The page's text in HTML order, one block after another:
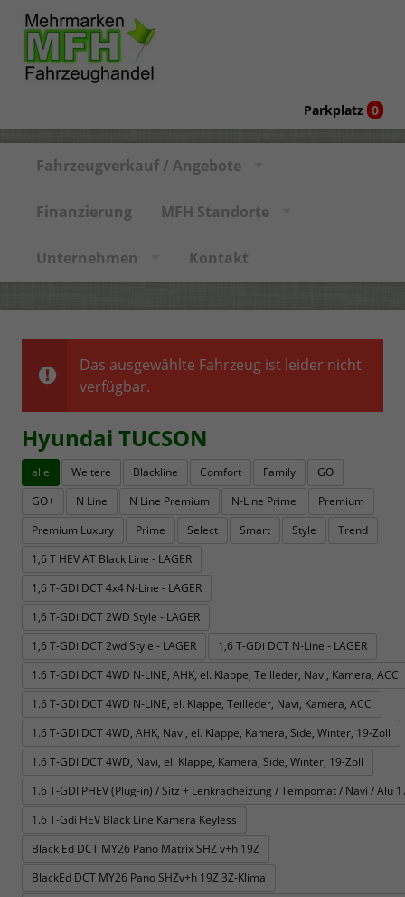
Parkplatz 0
Fahrzeugverkauf / Angebote
Finanzierung MFH Standorte
Unternehmen Kontakt
Das ausgewählte Fahrzeug ist leider nicht
verfügbar.
Hyundai TUCSON
alle Weitere Blackline Comfort Family
GO
GO+
N Line N Line Premium N-Line Prime
Premium
Premium Luxury
Prime Select Smart Style
Trend
1,6 T HEV AT Black Line - LAGER
1,6 T-GDI DCT 4x4 N-Line - LAGER
1,6 T-GDi DCT 2WD Style - LAGER
1,6 T-GDi DCT 2wd Style - LAGER
1,6 T-GDi DCT N-Line - LAGER
1.6 T-GDI DCT 4WD N-LINE, AHK, el. Klappe, Teilleder, Navi, Kamera, ACC
1.6 T-GDI DCT 4WD N-LINE, el. Klappe, Teilleder, Navi, Kamera, ACC
1.6 T-GDI DCT 4WD, AHK, Navi, el. Klappe, Kamera, Side, Winter, 19-Zoll
1.6 T-GDI DCT 4WD, Navi, el. Klappe, Kamera, Side, Winter, 19-Zoll
1.6 T-GDI PHEV (Plug-in) / Sitz + Lenkradheizung / Tempomat / Navi / Alu
1.6 T-Gdi HEV Black Line Kamera Keyless
Black Ed DCT MY26 Pano Matrix SHZ v+h 19Z
BlackEd DCT MY26 Pano SHZv+h 19Z 3Z-Klima